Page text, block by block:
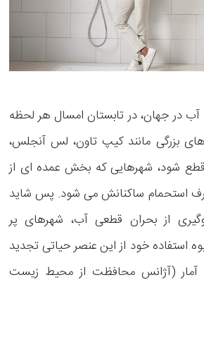
آب در جهان، در تابستان امسال هر لحظه
بزرگی مانند کیپ تاون، لس آنجلس،
قطع شود، شهرهایی که بخش عمده ای از
استحمام ساکنانش می شود. پس شاید
از بحران قطعی آب، شهرهای پر
استفاده خود از این عنصر حیاتی تجدید
آمار (آژانس محافظت از محیط زیست